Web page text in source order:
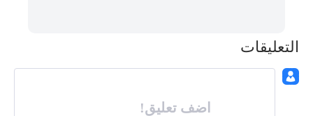
التعليقات
اضف تعليق!